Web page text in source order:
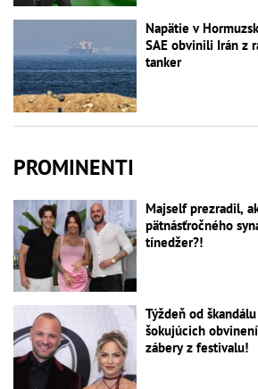
Napätie v
SAE obvinili Irán z
tanker
PROMINENTI
Majself prezradil,
pätnásťročného
tínedžer?!
Týždeň od
šokujúcich
zábery z festivalu!